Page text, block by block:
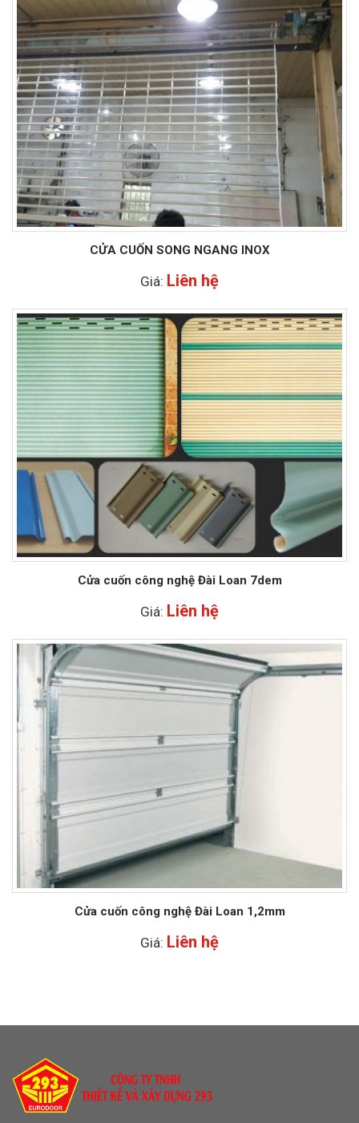
CỬA CUỐN SONG NGANG INOX
Giá: Liên hệ
Cửa cuốn công nghệ Đài Loan 7dem
Giá: Liên hệ
Cửa cuốn công nghệ Đài Loan 1,2mm
Giá: Liên hệ